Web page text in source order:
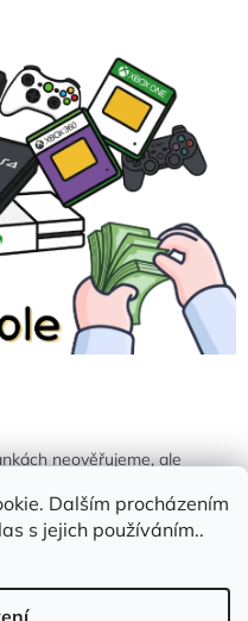
Dalším procházením
s jejich používáním..
neověřujeme, ale